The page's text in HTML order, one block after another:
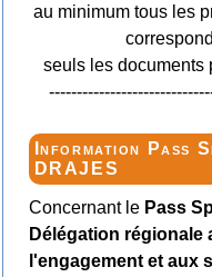
au minimum tous les
seuls les documents
Information Pass
DRAJES
Concernant lePass
Délégation régionale
l'engagement et aux